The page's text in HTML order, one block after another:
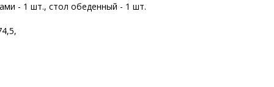
- 1 шт., стол обеденный - 1 шт.